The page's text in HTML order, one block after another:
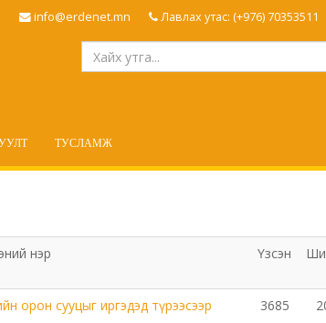
info@erdenet.mn Лавлах утас: (+976) 70353511
ТУСЛАМЖ
нэр Үзсэн
орон сууцыг иргэдэд түрээсээр
3685